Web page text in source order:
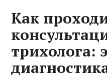
Как
трихолога: